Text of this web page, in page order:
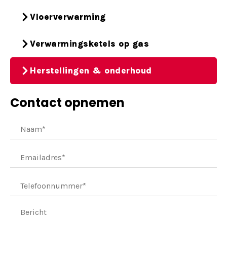
Vloerverwarming
Verwarmingsketels op gas
Herstellingen & onderhoud
Contact opnemen